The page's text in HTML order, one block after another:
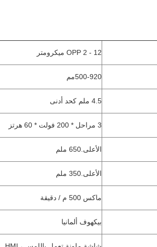
OPP 2 - 12 ميكرومتر
500-920مم
4.5 ملم كحد أدنى
3 مراحل * 200 فولت * 60 هرتز
الأعلى.650 ملم
الأعلى.350 ملم
ماكس 500 م / دقيقة
بيكهوف ألمانيا